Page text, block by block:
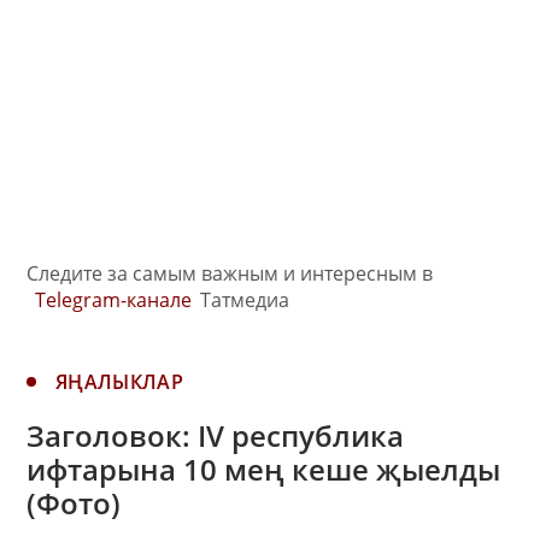
Следите за самым важным и интересным в
Telegram-канале Татмедиа
ЯҢАЛЫКЛАР
Заголовок: IV республика
ифтарына 10 мең кеше җыелды
(Фото)